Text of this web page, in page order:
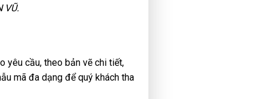
VŨ.
yêu cầu, theo bản vẽ chi tiết,
mã đa dạng để quý khách tha